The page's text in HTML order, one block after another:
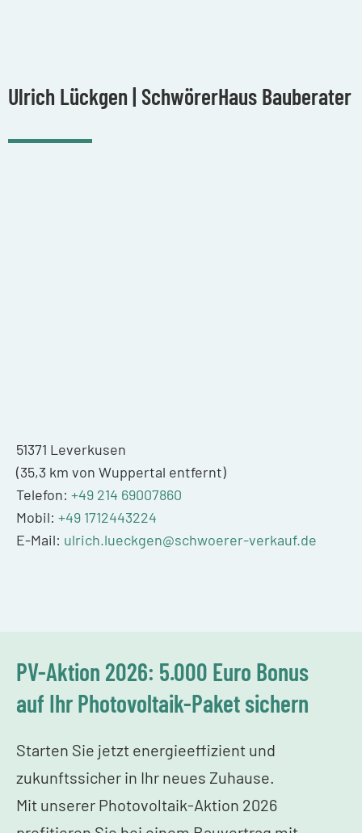
Ulrich Lückgen | SchwörerHaus Bauberater
51371 Leverkusen
(35,3 km von Wuppertal entfernt)
Telefon: +49 214 69007860
Mobil: +49 1712443224
E-Mail: ulrich.lueckgen@schwoerer-verkauf.de
PV-Aktion 2026: 5.000 Euro Bonus
auf Ihr Photovoltaik-Paket sichern
Starten Sie jetzt energieeffizient und
zukunftssicher in Ihr neues Zuhause.
Mit unserer Photovoltaik-Aktion 2026